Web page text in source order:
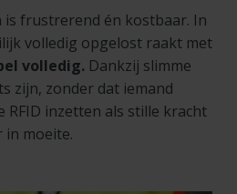
frustrerend én kostbaar. In
volledig opgelost raakt met
volledig. Dankzij slimme
zijn, zonder dat iemand
RFID inzetten als stille kracht
moeite.